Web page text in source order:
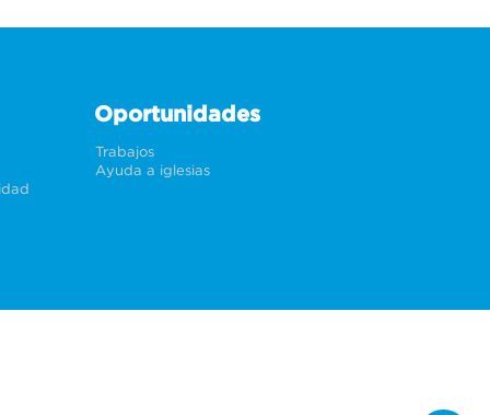
Oportunidades
Trabajos
Ayuda a iglesias